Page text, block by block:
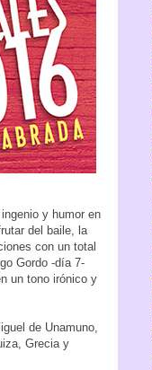
y humor en
del baile, la
con un total
Gordo -día 7-
un tono irónico y
de Unamuno,
Grecia y